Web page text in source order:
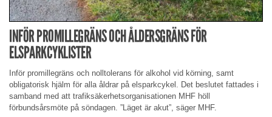
INFÖR PROMILLEGRÄNS OCH ÅLDERSGRÄNS FÖR
ELSPARKCYKLISTER
Inför promillegräns och nolltolerans för alkohol vid körning, samt
obligatorisk hjälm för alla åldrar på elsparkcykel. Det beslutet fattades i
samband med att trafiksäkerhetsorganisationen MHF höll
förbundsårsmöte på söndagen. ”Läget är akut”, säger MHF.